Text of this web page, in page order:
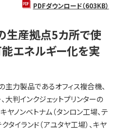
PDFダウンロード（603KB）
生産拠点5カ所で使
エネルギー化を実
主力製品であるオフィス複合機、
大判インクジェットプリンターの
ヤノンベトナム（タンロン工場、テ
タイランド（アユタヤ工場）、キヤ